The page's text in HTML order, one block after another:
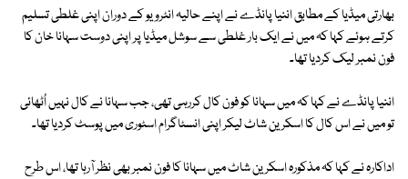
بھارتی میڈیا کے مطابق اننیا پانڈے نے اپنے حالیہ انٹرویو کے دوران اپنی غلطی تسلیم
کرتے ہوئے کہا کہ میں نے ایک بار غلطی سے سوشل میڈیا پر اپنی دوست سہانا خان کا
فون نمبر لیک کردیا تھا۔
اننیا پانڈے نے کہا کہ میں سہانا کو فون کال کررہی تھی، جب سہانا نے کال نہیں اُٹھائی
تو میں نے اس کال کا اسکرین شاٹ لیکر اپنی انسٹاگرام اسٹوری میں پوسٹ کردیا تھا۔
اداکارہ نے کہا کہ مذکورہ اسکرین شاٹ میں سہانا کا فون نمبر بھی نظر آرہا تھا، اس طرح